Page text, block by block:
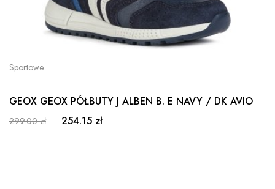
Sportowe
GEOX GEOX PÓŁBUTY J ALBEN B. E NAVY / DK AVIO
299.00 zł 254.15 zł